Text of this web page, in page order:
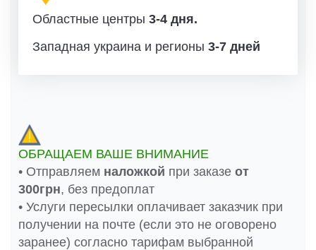
Областные центры 3-4 дня.
Западная украина и регионы 3-7 дней
ОБРАЩАЕМ ВАШЕ ВНИМАНИЕ
• Отправляем наложкой при заказе от
300грн, без предоплат
• Услуги пересылки оплачивает заказчик при
получении на почте (если это не оговорено
заранее) согласно тарифам выбранной